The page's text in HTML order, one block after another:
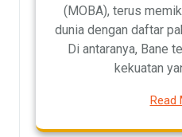
(MOBA), terus
dunia dengan daftar
Di antaranya, Bane
kekuatan
Read